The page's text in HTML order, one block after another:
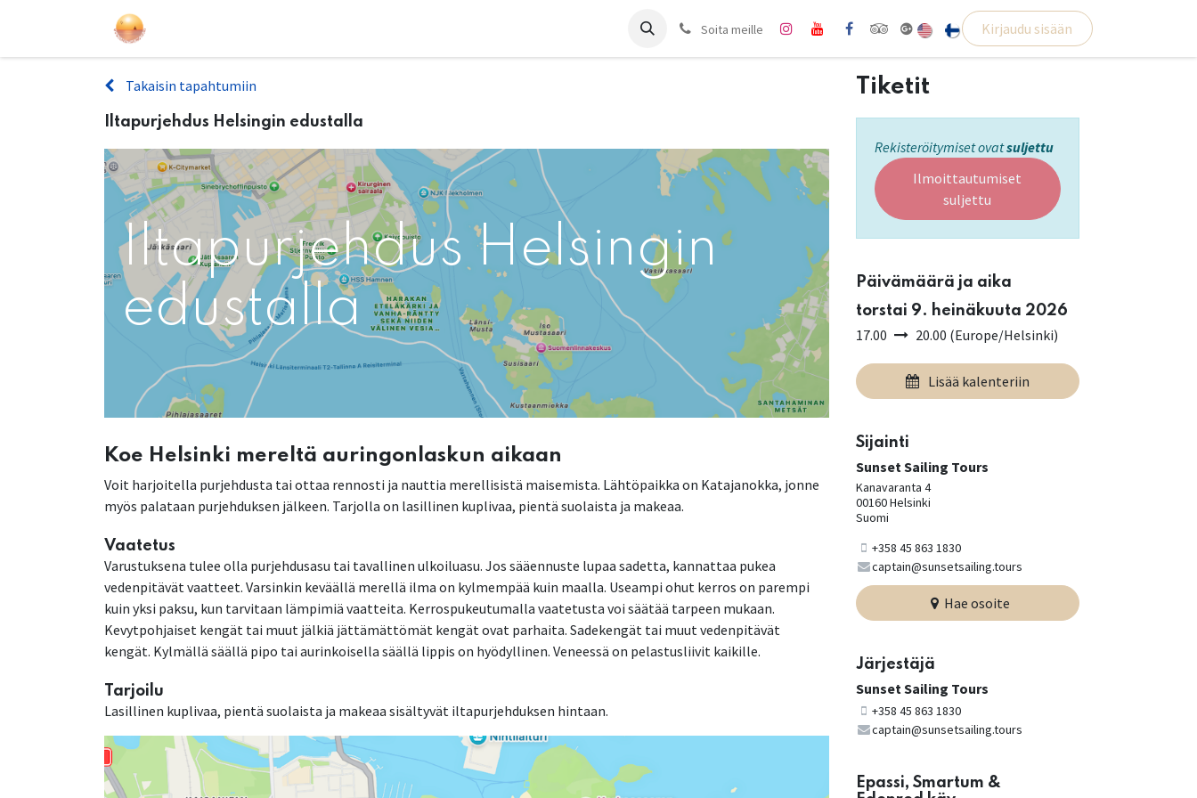
Ota yhteyttäSoita meille Kirjaudu sisään
Takaisin tapahtumiin
Iltapurjehdus Helsingin edustalla
Iltapurjehdus Helsingin
edustalla
Koe Helsinki mereltä auringonlaskun aikaan
Voit harjoitella purjehdusta tai ottaa rennosti ja nauttia merellisistä maisemista. Lähtöpaikka on Katajanokka, jonne
myös palataan purjehduksen jälkeen. Tarjolla on lasillinen kuplivaa, pientä suolaista ja makeaa.
Vaatetus
Varustuksena tulee olla purjehdusasu tai tavallinen ulkoiluasu. Jos sääennuste lupaa sadetta, kannattaa pukea
vedenpitävät vaatteet. Varsinkin keväällä merellä ilma on kylmempää kuin maalla. Useampi ohut kerros on parempi
kuin yksi paksu, kun tarvitaan lämpimiä vaatteita. Kerrospukeutumalla vaatetusta voi säätää tarpeen mukaan.
Kevytpohjaiset kengät tai muut jälkiä jättämättömät kengät ovat parhaita. Sadekengät tai muut vedenpitävät
kengät. Kylmällä säällä pipo tai aurinkoisella säällä lippis on hyödyllinen. Veneessä on pelastusliivit kaikille.
Tarjoilu
Lasillinen kuplivaa, pientä suolaista ja makeaa sisältyvät iltapurjehduksen hintaan.
Tiketit
Rekisteröitymiset ovatsuljettu
Ilmoittautumiset
suljettu
Päivämäärä ja aika
torstai 9. heinäkuuta 2026
17.00 20.00 (Europe/Helsinki)
Lisää kalenteriin
Sijainti
Sunset Sailing Tours
Kanavaranta 4
00160 Helsinki
Suomi
+358 45 863 1830
captain@sunsetsailing.tours
Hae osoite
Järjestäjä
Sunset Sailing Tours
+358 45 863 1830
captain@sunsetsailing.tours
Epassi, Smartum &